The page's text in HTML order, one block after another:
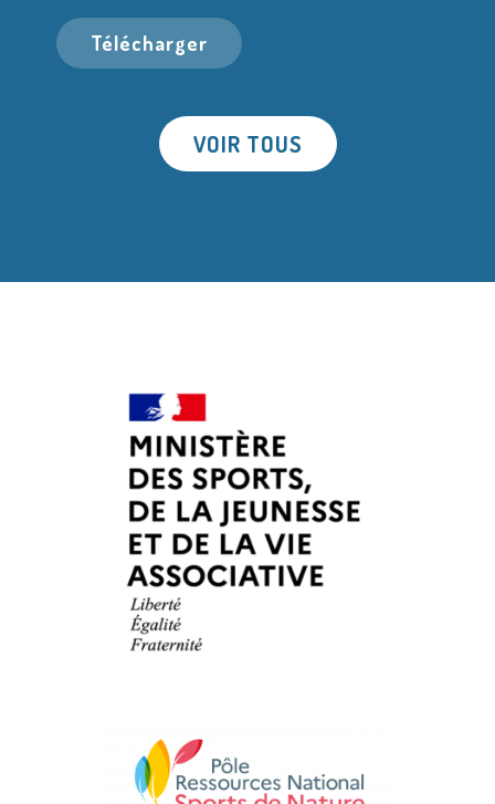
Télécharger
VOIR TOUS